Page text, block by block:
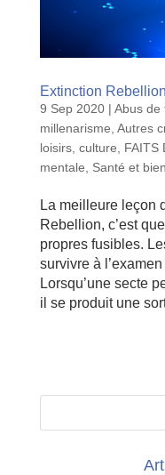
Extinction
9 Sep 2020| Abus de
millenarisme Autres
loisirs, culture
FAITS
mentale
Santé et
La meilleure leçon
Rebellion, c’est
propres fusibles.
survivre à
Lorsqu’une secte
il se produit une